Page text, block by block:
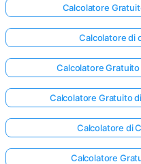
Calcolatore
Calcolatore di
Calcolatore
Calcolatore Gratuito
Calcolatore di
Calcolatore